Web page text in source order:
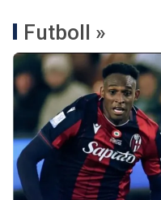
Futboll »